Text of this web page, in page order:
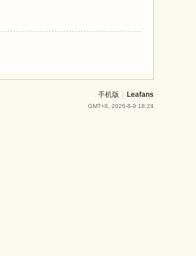
手机版 Leafans
GMT+8, 2026-8-9 18:24